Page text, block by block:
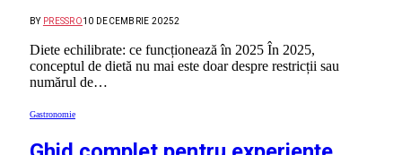
BY PRESSRO10 DECEMBRIE 20252
Diete echilibrate: ce funcționează în 2025 În 2025,
conceptul de dietă nu mai este doar despre restricții sau
numărul de…
Gastronomie